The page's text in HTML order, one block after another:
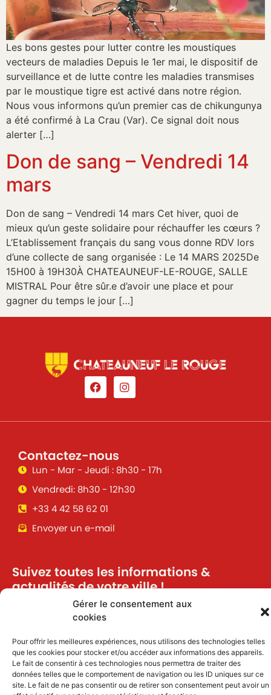
Gérer le consentement aux
cookies
Pour offrir les meilleures expériences, nous utilisons des technologies telles
que les cookies pour stocker et/ou accéder aux informations des appareils.
Le fait de consentir à ces technologies nous permettra de traiter des
données telles que le comportement de navigation ou les ID uniques sur ce
site. Le fait de ne pas consentir ou de retirer son consentement peut avoir un
Les bons gestes pour lutter contre les moustiques
vecteurs de maladies Depuis le 1er mai, le dispositif de
surveillance et de lutte contre les maladies transmises
par le moustique tigre est activé dans notre région.
Nous vous informons qu’un premier cas de chikungunya
a été confirmé à La Crau (Var). Ce signal doit nous
alerter […]
Don de sang – Vendredi 14
mars
Don de sang – Vendredi 14 mars Cet hiver, quoi de
mieux qu’un geste solidaire pour réchauffer les cœurs ?
L’Etablissement français du sang vous donne RDV lors
d’une collecte de sang organisée : Le 14 MARS 2025De
15H00 à 19H30À CHATEAUNEUF-LE-ROUGE, SALLE
MISTRAL Pour être sûr.e d’avoir une place et pour
gagner du temps le jour […]
Contactez-nous
Lun - Mar - Jeudi : 8h30 - 17h
Vendredi: 8h30 - 12h30
+33 4 42 58 62 01
Envoyer un e-mail
Suivez toutes les informations &
actualités de votre ville !
J'accepte de recevoir des informations et
actualités par email
Inscription